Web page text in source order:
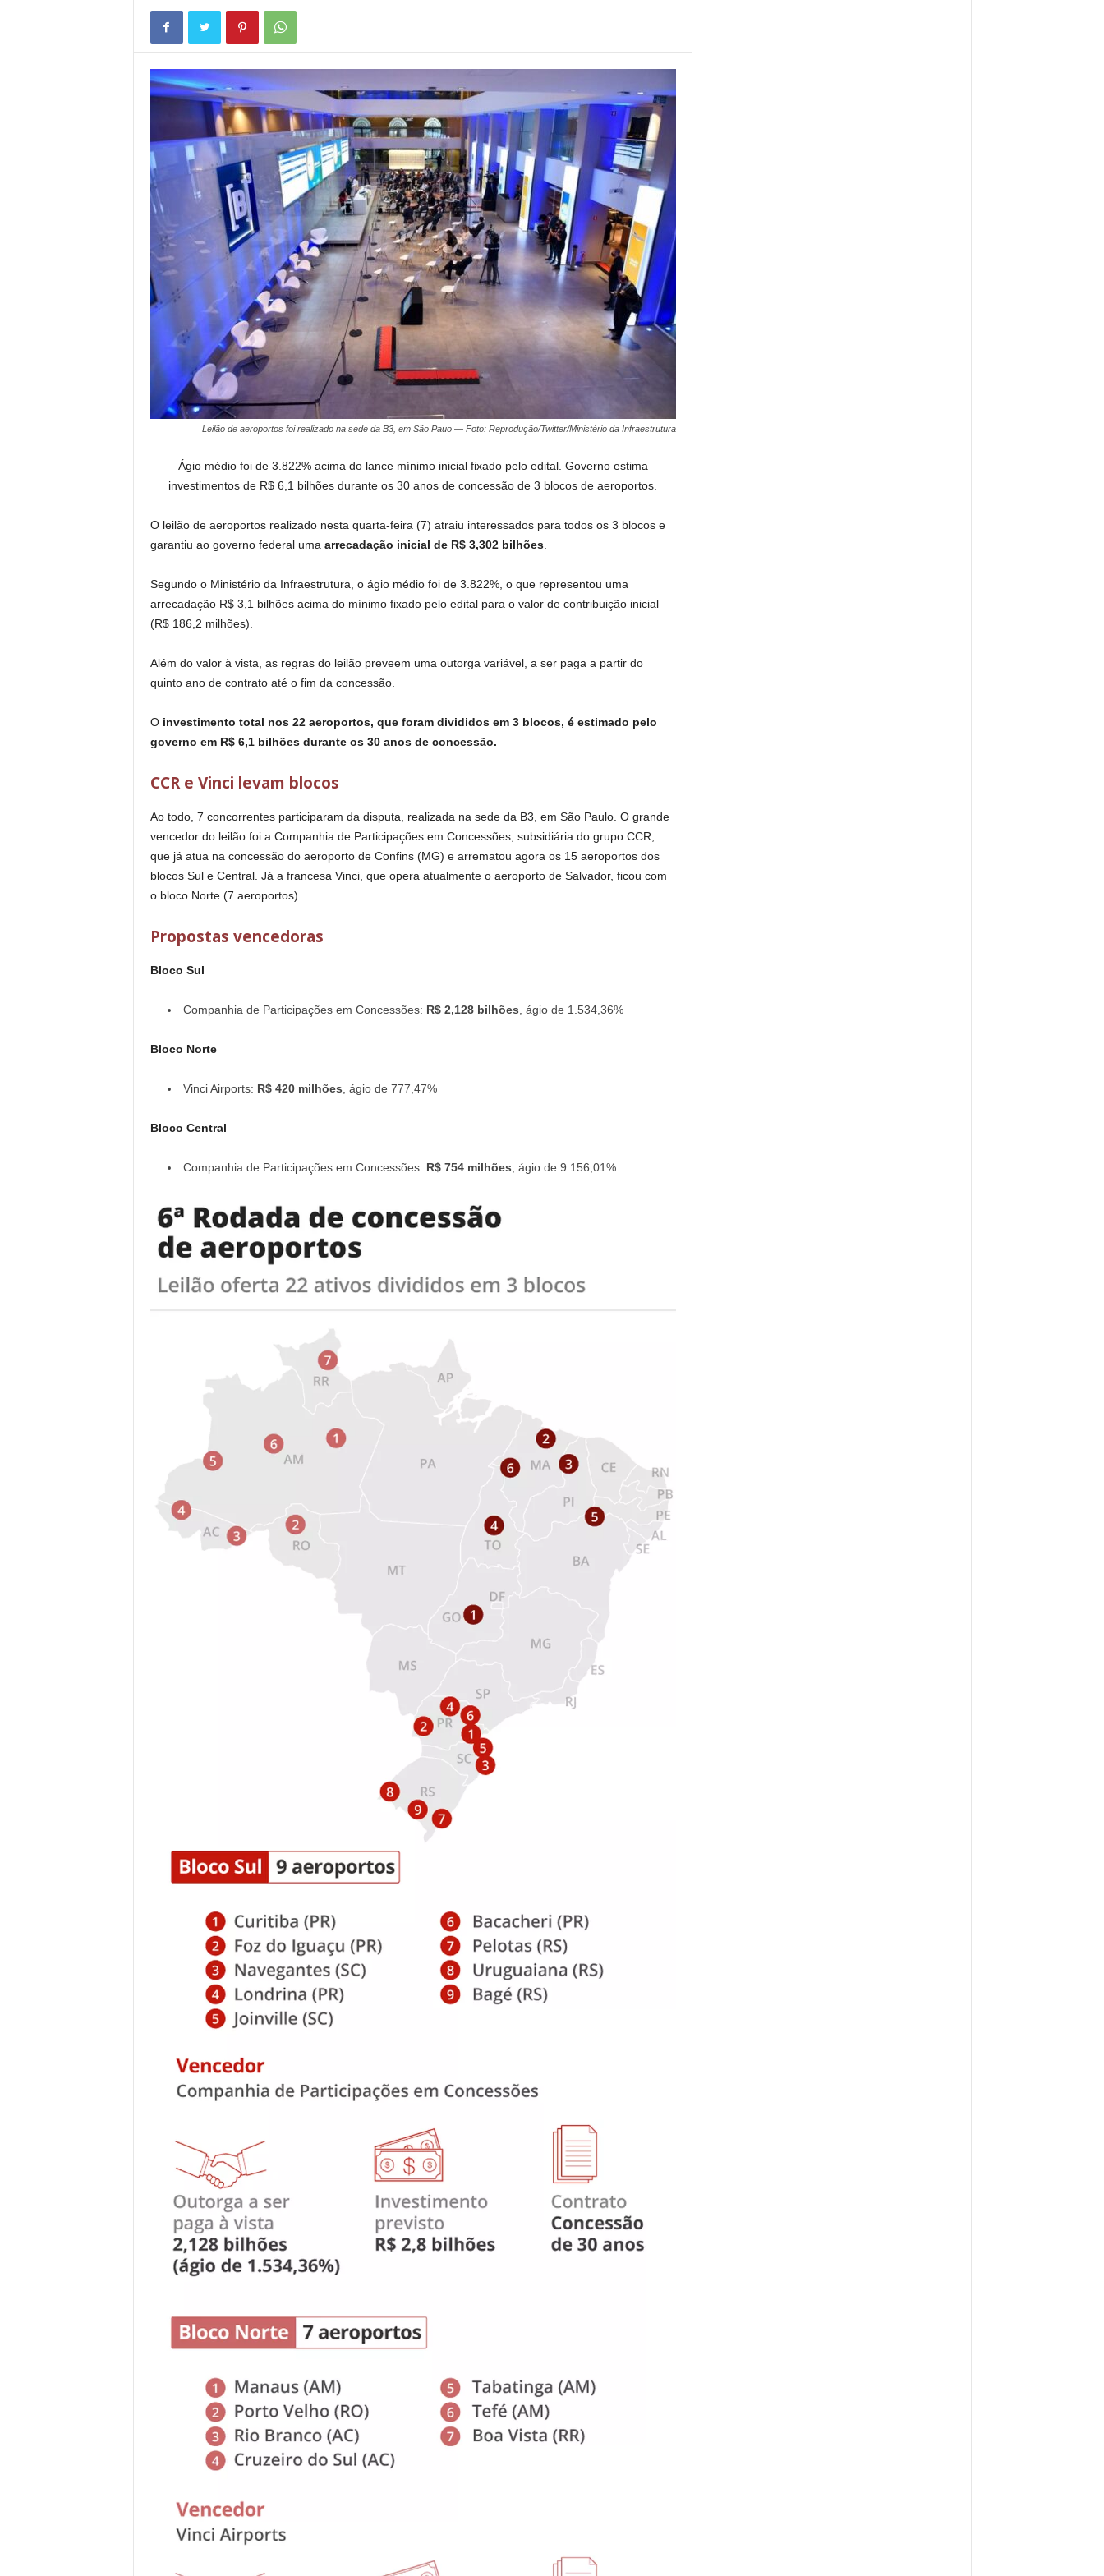
Leilão de aeroportos foi realizado na sede da B3, em São Pauo — Foto: Reprodução/Twitter/Ministério da Infraestrutura
Ágio médio foi de 3.822% acima do lance mínimo inicial fixado pelo edital. Governo estima
investimentos de R$ 6,1 bilhões durante os 30 anos de concessão de 3 blocos de aeroportos.
O leilão de aeroportos realizado nesta quarta-feira (7) atraiu interessados para todos os 3 blocos e
garantiu ao governo federal uma arrecadação inicial de R$ 3,302 bilhões.
Segundo o Ministério da Infraestrutura, o ágio médio foi de 3.822%, o que representou uma
arrecadação R$ 3,1 bilhões acima do mínimo fixado pelo edital para o valor de contribuição inicial
(R$ 186,2 milhões).
Além do valor à vista, as regras do leilão preveem uma outorga variável, a ser paga a partir do
quinto ano de contrato até o fim da concessão.
O investimento total nos 22 aeroportos, que foram divididos em 3 blocos, é estimado pelo
governo em R$ 6,1 bilhões durante os 30 anos de concessão.
CCR e Vinci levam blocos
Ao todo, 7 concorrentes participaram da disputa, realizada na sede da B3, em São Paulo. O grande
vencedor do leilão foi a Companhia de Participações em Concessões, subsidiária do grupo CCR,
que já atua na concessão do aeroporto de Confins (MG) e arrematou agora os 15 aeroportos dos
blocos Sul e Central. Já a francesa Vinci, que opera atualmente o aeroporto de Salvador, ficou com
o bloco Norte (7 aeroportos).
Propostas vencedoras
Bloco Sul
Companhia de Participações em Concessões: R$ 2,128 bilhões , ágio de 1.534,36%
Bloco Norte
Vinci Airports: R$ 420 milhões , ágio de 777,47%
Bloco Central
Companhia de Participações em Concessões: R$ 754 milhões , ágio de 9.156,01%